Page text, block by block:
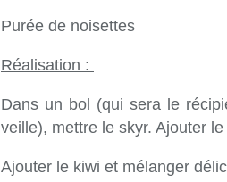
Purée de noisettes
Réalisation :
Dans un bol (qui sera le
veille), mettre le skyr. Ajouter
Ajouter le kiwi et mélanger